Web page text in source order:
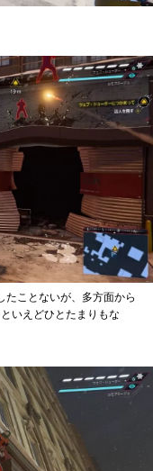
たことないが、多方面から
いえどひとたまりもな